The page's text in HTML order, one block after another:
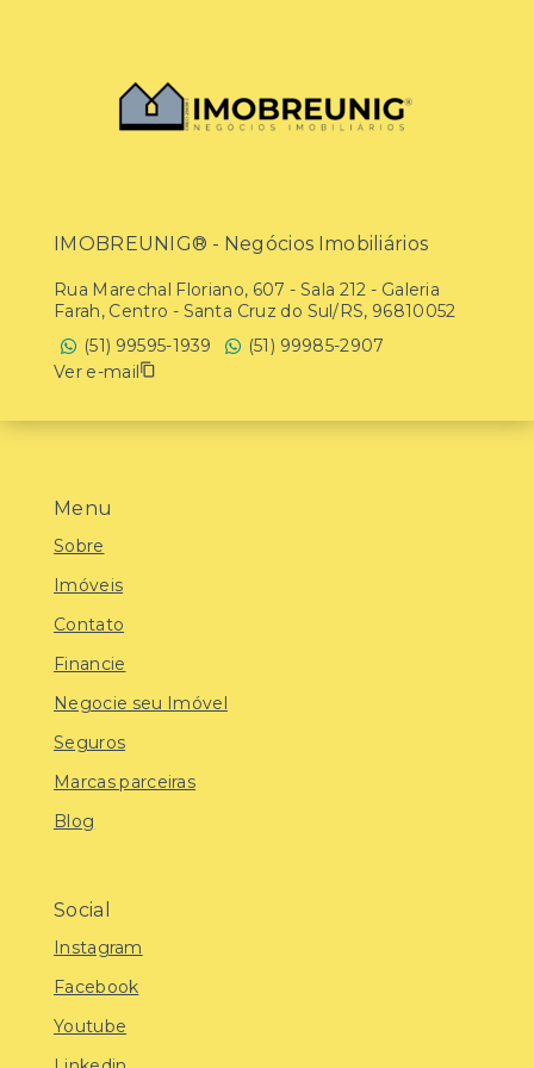
Menu
Sobre
Imóveis
Contato
Financie
Negocie seu Imóvel
Seguros
Marcas parceiras
Blog
Social
Instagram
Facebook
Youtube
IMOBREUNIG® - Negócios Imobiliários
Rua Marechal Floriano, 607 - Sala 212 - Galeria
Farah, Centro - Santa Cruz do Sul/RS, 96810052
(51) 99595-1939
(51) 99985-2907
Ver e-mail